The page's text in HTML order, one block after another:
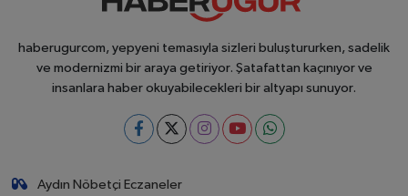
haberugurcom, yepyeni temasıyla sizleri buluştururken, sadelik
ve modernizmi bir araya getiriyor. Şatafattan kaçınıyor ve
insanlara haber okuyabilecekleri bir altyapı sunuyor.
Aydın Nöbetçi Eczaneler